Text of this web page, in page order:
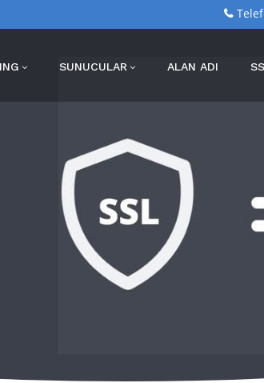
SUNUCULAR ALAN ADI